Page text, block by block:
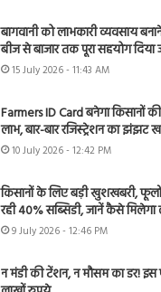
बागवानी को लाभकारी व्यवसाय
बीज से बाजार तक पूरा सहयोग दिया
15 July 2026 - 11:43 AM
Farmers ID Card बनेगा किसानों
लाभ, बार-बार रजिस्ट्रेशन का झंझट
10 July 2026 - 12:42 PM
किसानों के लिए बड़ी खुशखबरी,
रही 40% सब्सिडी, जानें कैसे मिलेगा
9 July 2026 - 12:46 PM
न मंडी की टेंशन, न मौसम का डर!